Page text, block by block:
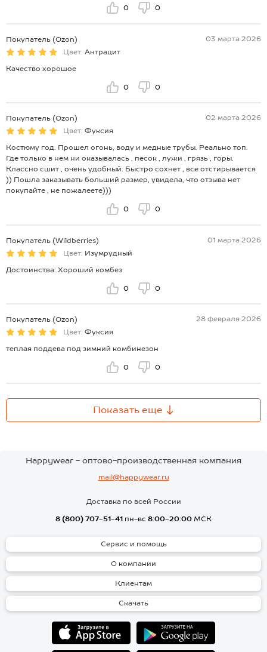
0 0
Покупатель (Ozon)
03 марта 2026
Цвет: Антрацит
Качество хорошое
0 0
Покупатель (Ozon)
02 марта 2026
Цвет: Фуксия
Костюму год. Прошел огонь, воду и медные трубы. Реально топ.
Где только в нем ни оказывалась , песок , лужи , грязь , горы.
Классно сшит , очень удобный. Быстро сохнет , все отстирывается
)) Пошла заказывать больший размер, увидела, что отзыва нет
покупайте , не пожалеете)))
0 0
Покупатель (Wildberries)
01 марта 2026
Цвет: Изумрудный
Достоинства: Хороший комбез
0 0
Покупатель (Ozon)
28 февраля 2026
Цвет: Фуксия
теплая поддева под зимний комбинезон
0 0
Показать еще
Happywear - оптово-производственная компания
mail@happywear.ru
Доставка по всей России
8 (800) 707-51-41 пн-вс 8:00-20:00 МСК
Сервис и помощь
О компании
Клиентам
Скачать